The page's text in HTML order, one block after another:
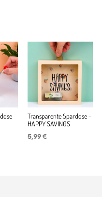
Transparente Spardose -
HAPPY SAVINGS
5,99 €